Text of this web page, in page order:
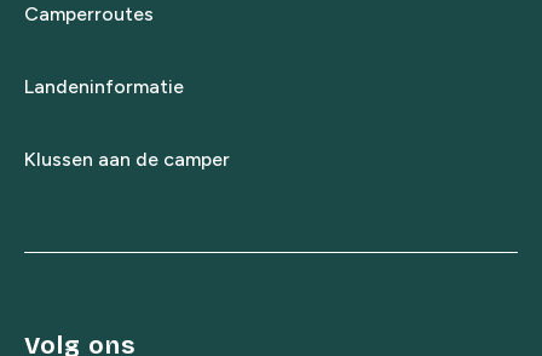
Camperroutes
Landeninformatie
Klussen aan de camper
Volg ons